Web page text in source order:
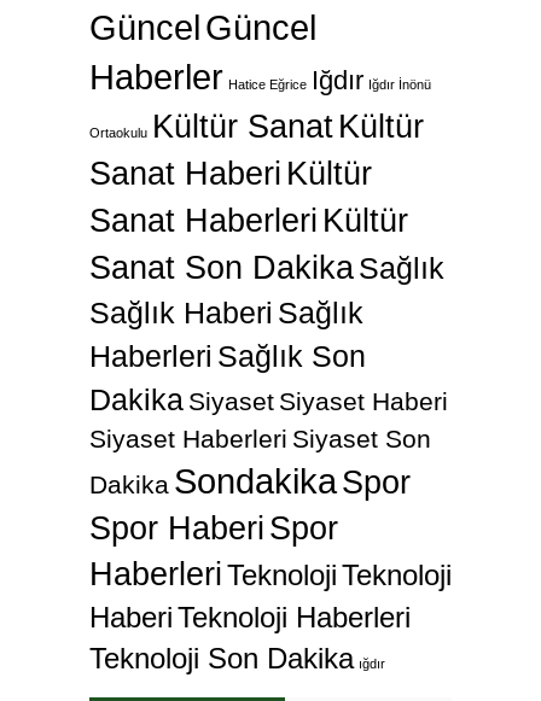
GüncelGüncel
Haberler Hatice Eğrice Iğdır Iğdır İnönü
Ortaokulu Kültür SanatKültür
Sanat Haberi Kültür
Sanat Haberleri Kültür
Sanat Son DakikaSağlık
Sağlık Haberi Sağlık
Haberleri Sağlık Son
Dakika Siyaset Siyaset Haberi
Siyaset Haberleri Siyaset Son
Dakika SondakikaSpor
Spor Haberi Spor
HaberleriTeknolojiTeknoloji
HaberiTeknoloji Haberleri
Teknoloji Son Dakika ığdır